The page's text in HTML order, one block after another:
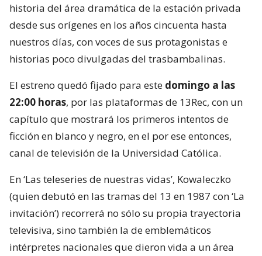
historia del área dramática de la estación privada
desde sus orígenes en los años cincuenta hasta
nuestros días, con voces de sus protagonistas e
historias poco divulgadas del trasbambalinas.
El estreno quedó fijado para este domingo a las
22:00 horas, por las plataformas de 13Rec, con un
capítulo que mostrará los primeros intentos de
ficción en blanco y negro, en el por ese entonces,
canal de televisión de la Universidad Católica.
En ‘Las teleseries de nuestras vidas’, Kowaleczko
(quien debutó en las tramas del 13 en 1987 con ‘La
invitación’) recorrerá no sólo su propia trayectoria
televisiva, sino también la de emblemáticos
intérpretes nacionales que dieron vida a un área